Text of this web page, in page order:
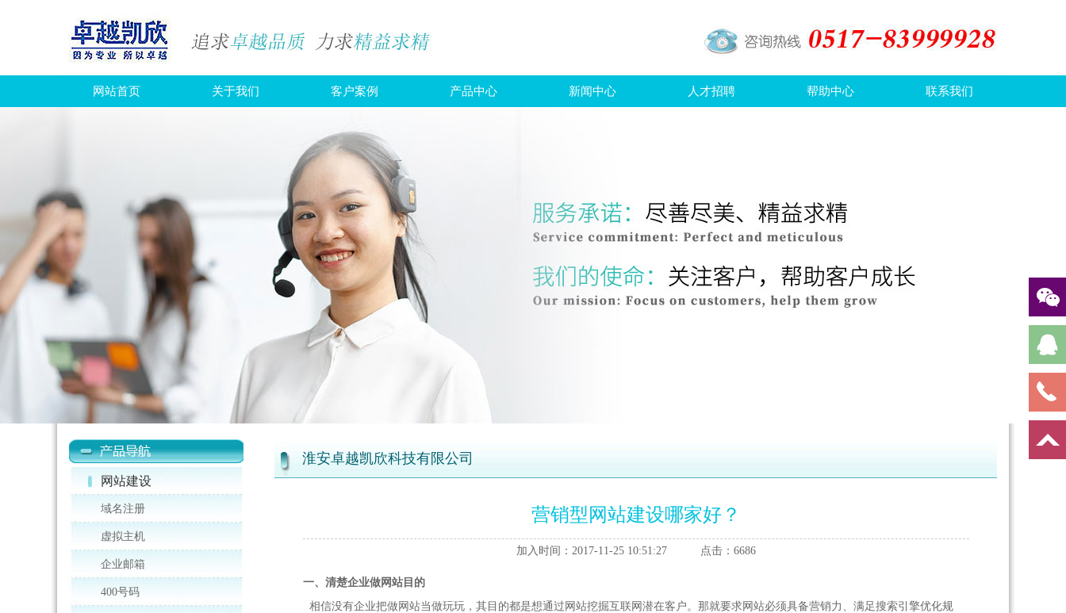
网站首页 关于我们 客户案例 产品中心 新闻中心 人才招聘 帮助中心 联系我们
网站建设
域名注册
虚拟主机
企业邮箱
400号码
淮安卓越凯欣科技有限公司
营销型网站建设哪家好？
加入时间：2017-11-25 10:51:27 点击：6686
一、清楚企业做网站目的
相信没有企业把做网站当做玩玩，其目的都是想通过网站挖掘互联网潜在客户。那就要求网站必须具备营销力、满足搜索引擎优化规